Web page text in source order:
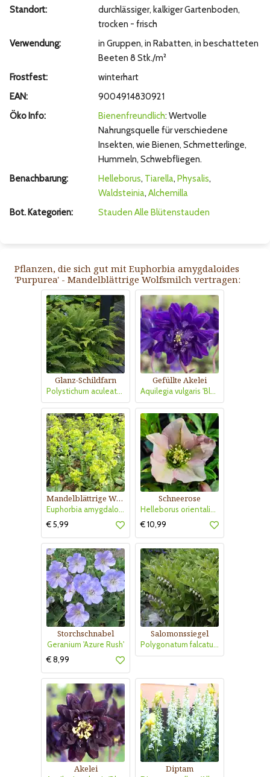
Standort:
durchlässiger, kalkiger Gartenboden,
trocken - frisch
Verwendung:
in Gruppen, in Rabatten, in beschatteten
Beeten 8 Stk./m²
Frostfest:
winterhart
EAN:
9004914830921
Öko Info:
Bienenfreundlich: Wertvolle
Nahrungsquelle für verschiedene
Insekten, wie Bienen, Schmetterlinge,
Hummeln, Schwebfliegen.
Benachbarung:
Helleborus, Tiarella, Physalis,
Waldsteinia, Alchemilla
Bot. Kategorien:
Stauden Alle Blütenstauden
Pflanzen, die sich gut mit Euphorbia amygdaloides
'Purpurea' - Mandelblättrige Wolfsmilch vertragen:
Glanz-Schildfarn
Polystichum aculeatum
Gefüllte Akelei
Aquilegia vulgaris 'Blue Barlow'
Mandelblättrige Wolfsmilch
Euphorbia amygdaloides robbiae
€ 5,99
Schneerose
Helleborus orientalis 'Pretty Ellen Pink'
€ 10,99
Storchschnabel
Geranium 'Azure Rush'
€ 8,99
Salomonssiegel
Polygonatum falcatum 'Variegatum'
Akelei Diptam